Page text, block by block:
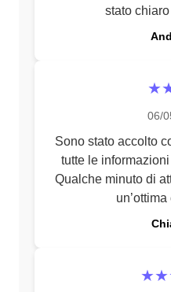
stato
06/
Sono stato accolto
tutte le
Qualche minuto di